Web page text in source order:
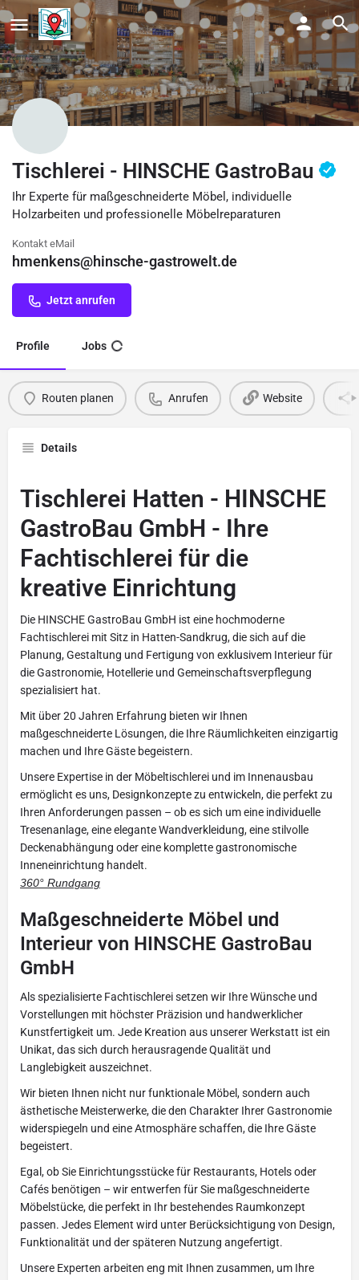
Tischlerei - HINSCHE GastroBau
Ihr Experte für maßgeschneiderte Möbel, individuelle
Holzarbeiten und professionelle Möbelreparaturen
Kontakt eMail
hmenkens@hinsche-gastrowelt.de
Jetzt anrufen
Profile Jobs
Routen planen Anrufen Website
Details
Tischlerei Hatten - HINSCHE
GastroBau GmbH - Ihre
Fachtischlerei für die
kreative Einrichtung
Die HINSCHE GastroBau GmbH ist eine hochmoderne
Fachtischlerei mit Sitz in Hatten-Sandkrug, die sich auf die
Planung, Gestaltung und Fertigung von exklusivem Interieur für
die Gastronomie, Hotellerie und Gemeinschaftsverpflegung
spezialisiert hat.
Mit über 20 Jahren Erfahrung bieten wir Ihnen
maßgeschneiderte Lösungen, die Ihre Räumlichkeiten einzigartig
machen und Ihre Gäste begeistern.
Unsere Expertise in der Möbeltischlerei und im Innenausbau
ermöglicht es uns, Designkonzepte zu entwickeln, die perfekt zu
Ihren Anforderungen passen – ob es sich um eine individuelle
Tresenanlage, eine elegante Wandverkleidung, eine stilvolle
Deckenabhängung oder eine komplette gastronomische
Inneneinrichtung handelt.
360° Rundgang
Maßgeschneiderte Möbel und
Interieur von HINSCHE GastroBau
GmbH
Als spezialisierte Fachtischlerei setzen wir Ihre Wünsche und
Vorstellungen mit höchster Präzision und handwerklicher
Kunstfertigkeit um. Jede Kreation aus unserer Werkstatt ist ein
Unikat, das sich durch herausragende Qualität und
Langlebigkeit auszeichnet.
Wir bieten Ihnen nicht nur funktionale Möbel, sondern auch
ästhetische Meisterwerke, die den Charakter Ihrer Gastronomie
widerspiegeln und eine Atmosphäre schaffen, die Ihre Gäste
begeistert.
Egal, ob Sie Einrichtungsstücke für Restaurants, Hotels oder
Cafés benötigen – wir entwerfen für Sie maßgeschneiderte
Möbelstücke, die perfekt in Ihr bestehendes Raumkonzept
passen. Jedes Element wird unter Berücksichtigung von Design,
Funktionalität und der späteren Nutzung angefertigt.
Unsere Experten arbeiten eng mit Ihnen zusammen, um Ihre